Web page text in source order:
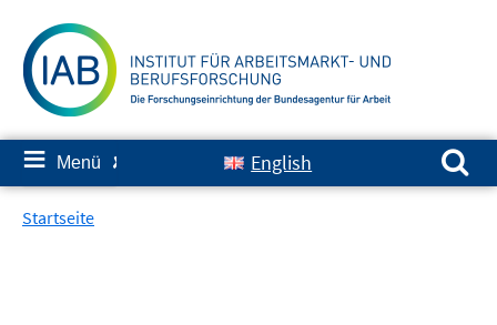
zum
Inhalt
≡ Menü ✘ English
Suchen nach:
Startseite